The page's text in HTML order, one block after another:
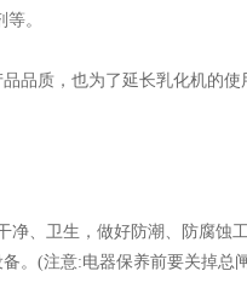
。
质，也为了延长乳化机的使
、卫生，做好防潮、防腐蚀
。(注意:电器保养前要关掉总